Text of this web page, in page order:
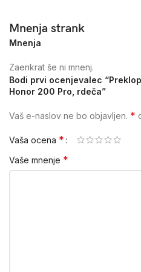
Mnenja strank
Mnenja
Zaenkrat še ni mnenj.
Bodi prvi ocenjevalec
Honor 200 Pro, rdeča”
Vaš e-naslov ne bo objavljen. *
Vaša ocena *
Vaše mnenje *